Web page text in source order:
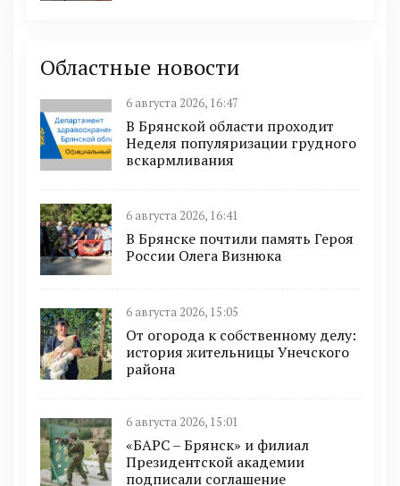
Областные новости
6 августа 2026, 16:47
В Брянской области проходит
Неделя популяризации грудного
вскармливания
6 августа 2026, 16:41
В Брянске почтили память Героя
России Олега Визнюка
6 августа 2026, 15:05
От огорода к собственному делу:
история жительницы Унечского
района
6 августа 2026, 15:01
«БАРС – Брянск» и филиал
Президентской академии
подписали соглашение